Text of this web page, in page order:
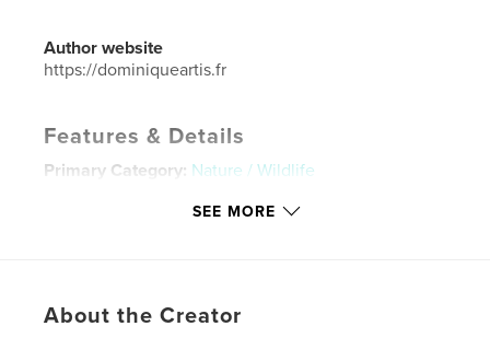
Author website
https://dominiqueartis.fr
Features & Details
Primary Category: Nature / Wildlife
Additional Categories Fine Art Photography
LanguageFrench
SEE MORE
About the Creator